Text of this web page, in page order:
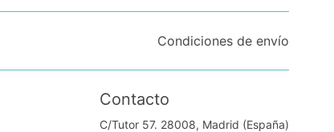
Condiciones de envío
Contacto
C/Tutor 57. 28008, Madrid (España)